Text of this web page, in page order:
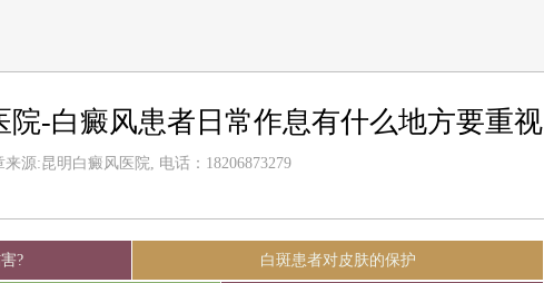
院-白癜风患者日常作息有什么地方要重视
来源:昆明白癜风医院, 电话：18206873279
? 白斑患者对皮肤的保护